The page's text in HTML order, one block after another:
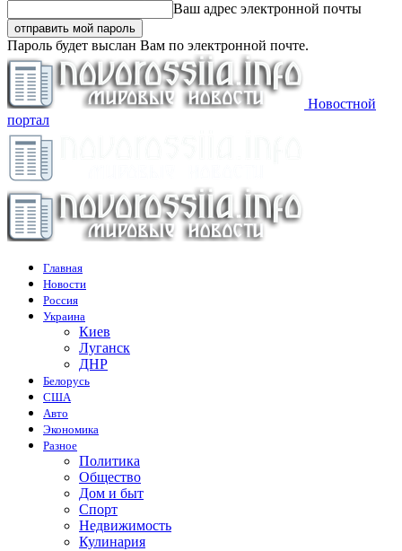
Ваш адрес электронной почты
Пароль будет выслан Вам по электронной почте.
Новостной
портал
Главная
Новости
Россия
Украина
Киев
Луганск
ДНР
Белорусь
США
Авто
Экономика
Разное
Политика
Общество
Дом и быт
Спорт
Недвижимость
Кулинария